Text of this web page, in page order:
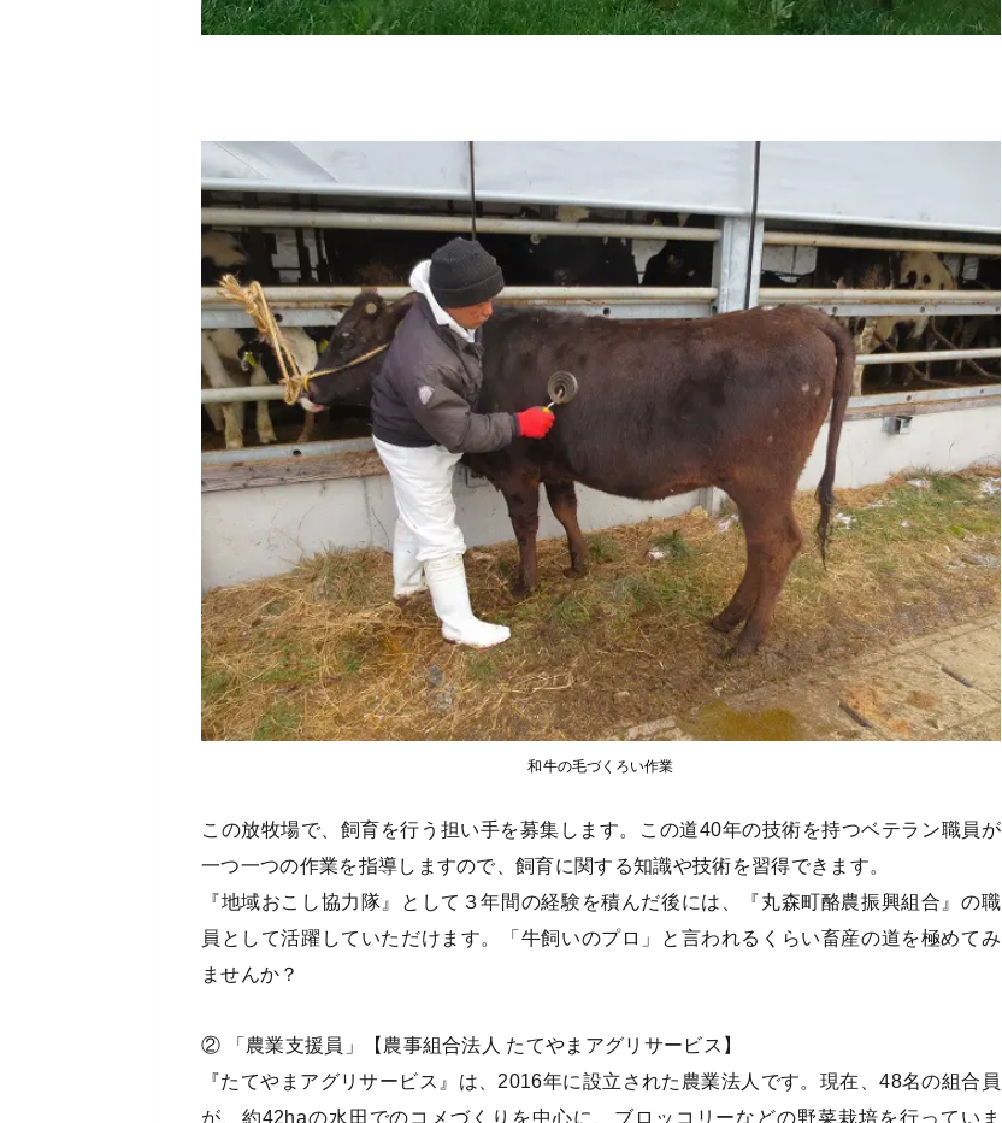
和牛の毛づくろい作業
この放牧場で、飼育を行う担い手を募集します。この道40年の技術を持つベテラン職員が
一つ一つの作業を指導しますので、飼育に関する知識や技術を習得できます。
『地域おこし協力隊』として３年間の経験を積んだ後には、『丸森町酪農振興組合』の職
員として活躍していただけます。「牛飼いのプロ」と言われるくらい畜産の道を極めてみ
ませんか？
② 「農業支援員」【農事組合法人 たてやまアグリサービス】
『たてやまアグリサービス』は、2016年に設立された農業法人です。現在、48名の組合員
が、約42haの水田でのコメづくりを中心に、ブロッコリーなどの野菜栽培を行っていま